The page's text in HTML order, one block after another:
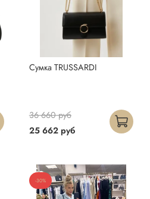
Сумка TRUSSARDI
25 662 руб
36 660 руб
-30%